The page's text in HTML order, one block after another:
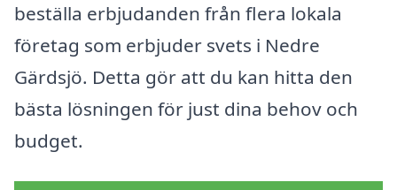
beställa erbjudanden från flera lokala
företag som erbjuder svets i Nedre
Gärdsjö. Detta gör att du kan hitta den
bästa lösningen för just dina behov och
budget.